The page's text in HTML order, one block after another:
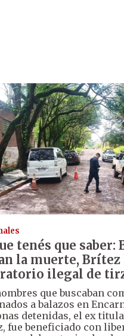
tenés que saber:
la muerte,
ilegal de
que buscaban
a balazos en
detenidas, el ex
fue beneficiado con